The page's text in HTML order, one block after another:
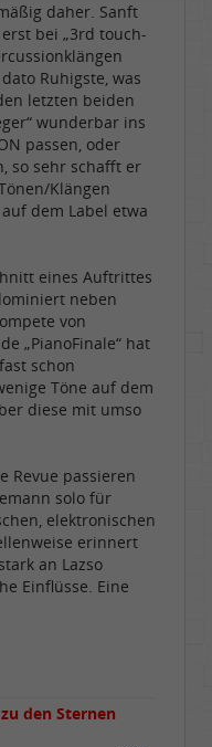
daher. Sanft
bei „3rd touch-
Ruhigste, was
letzten beiden
wunderbar ins
passen, oder
so sehr schafft er
Klängen
dem Label etwa
eines Auftrittes
neben
von
„PianoFinale“ hat
schon
Töne auf dem
diese mit umso
Revue passieren
solo für
elektronischen
erinnert
an Lazso
Einflüsse. Eine
den Sternen